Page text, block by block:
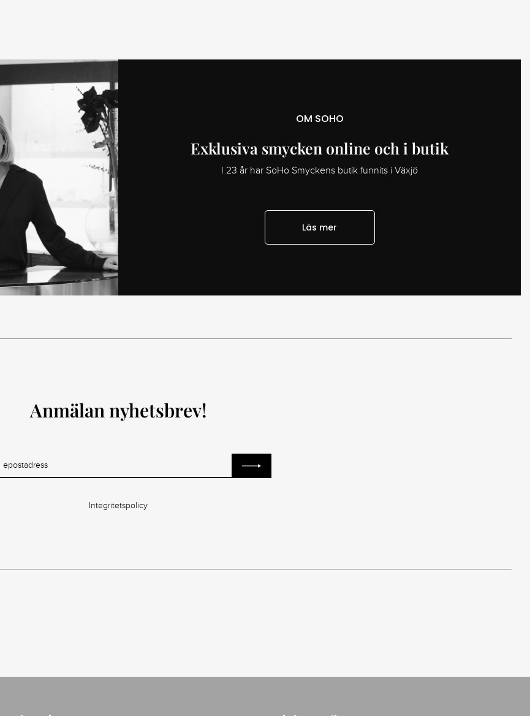
OM SOHO
Exklusiva smycken online och i butik
I 23 år har SoHo Smyckens butik funnits i Växjö
Läs mer
Anmälan nyhetsbrev!
Integritetspolicy